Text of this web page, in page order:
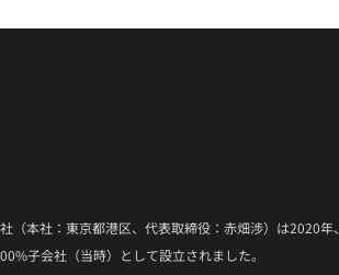
本社：東京都港区、代表取締役：赤畑渉）は2020年、
子会社（当時）として設立されました。